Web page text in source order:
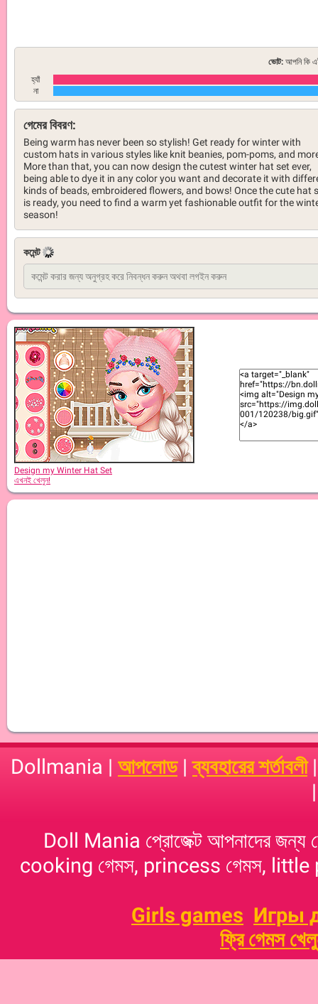
ভোট: আপনি কি
হ্যাঁ
না
গেমের বিবরণ:
Being warm has never been so stylish! Get ready for winter with
custom hats in various styles like knit beanies, pom-poms, and
More than that, you can now design the cutest winter hat set ever,
being able to dye it in any color you want and decorate it with
kinds of beads, embroidered flowers, and bows! Once the cute hat
is ready, you need to find a warm yet fashionable outfit for the
season!
কমেন্ট
Design my Winter Hat Set
এখনই খেলুন!
Dollmania | আপলোড|ব্যবহারের শর্তাবলী
Doll Mania প্রোজেক্ট আপনাদের
cooking গেমস, princess গেমস, little
Girls games Игры
ফ্রি গেমস